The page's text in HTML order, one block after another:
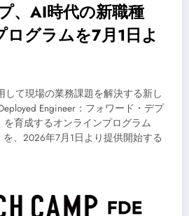
、AI時代の新職種
ログラムを7月1日よ
して現場の業務課題を解決する新し
Engineer：フォワード・デプ
を育成するオンラインプログラム
を、2026年7月1日より提供開始する